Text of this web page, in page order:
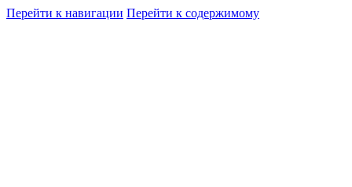
Перейти к навигации Перейти к содержимому